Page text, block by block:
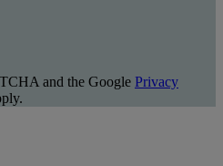
and the Google Privacy